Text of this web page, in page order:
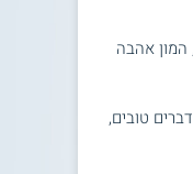
הוראה
המון אהבה
טובים,